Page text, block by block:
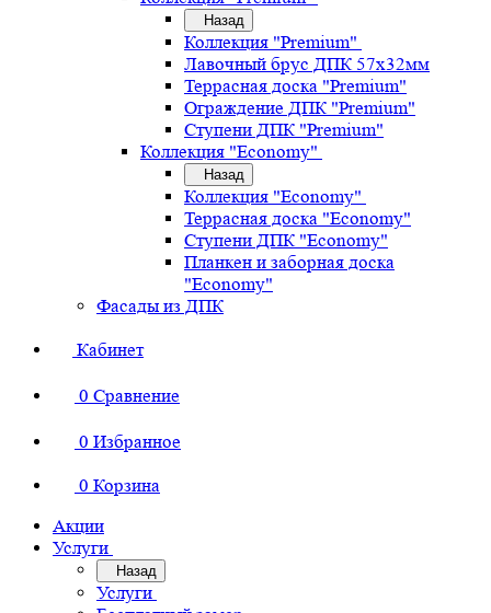
Назад
Коллекция "Premium"
Лавочный брус ДПК 57х32мм
Террасная доска "Premium"
Ограждение ДПК "Premium"
Ступени ДПК "Premium"
Коллекция "Economy"
Назад
Коллекция "Economy"
Террасная доска "Economy"
Ступени ДПК "Economy"
Планкен и заборная доска
"Economy"
Фасады из ДПК
Кабинет
0 Сравнение
0 Избранное
0 Корзина
Акции
Услуги
Назад
Услуги